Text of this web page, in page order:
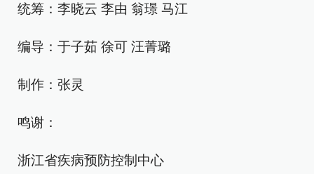
统筹：李晓云 李由 翁璟 马江
编导：于子茹 徐可 汪菁璐
制作：张灵
鸣谢：
浙江省疾病预防控制中心